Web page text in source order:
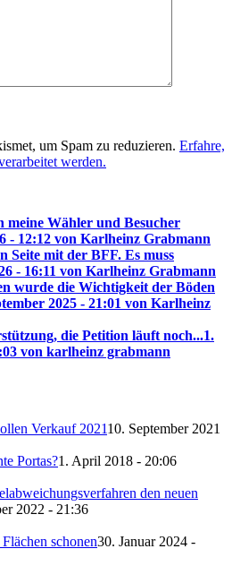
um Spam zu reduzieren. Erfahre,
werden.
meine Wähler und Besucher
- 12:12 von Karlheinz Grabmann
Seite mit der BFF. Es muss
- 16:11 von Karlheinz Grabmann
wurde die Wichtigkeit der Böden
2025 - 21:01 von Karlheinz
die Petition läuft noch...1.
von karlheinz grabmann
Verkauf 202110. September 2021
Portas?1. April 2018 - 20:06
den neuen
2022 - 21:36
schonen30. Januar 2024 -